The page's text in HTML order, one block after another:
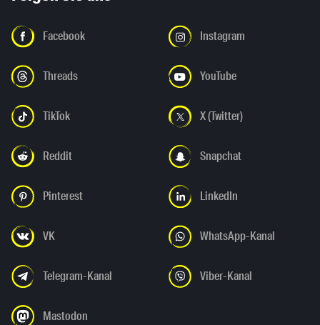
Facebook Instagram
Threads YouTube
TikTok X (Twitter)
Reddit Snapchat
Pinterest LinkedIn
VK WhatsApp-Kanal
Telegram-Kanal Viber-Kanal
Mastodon